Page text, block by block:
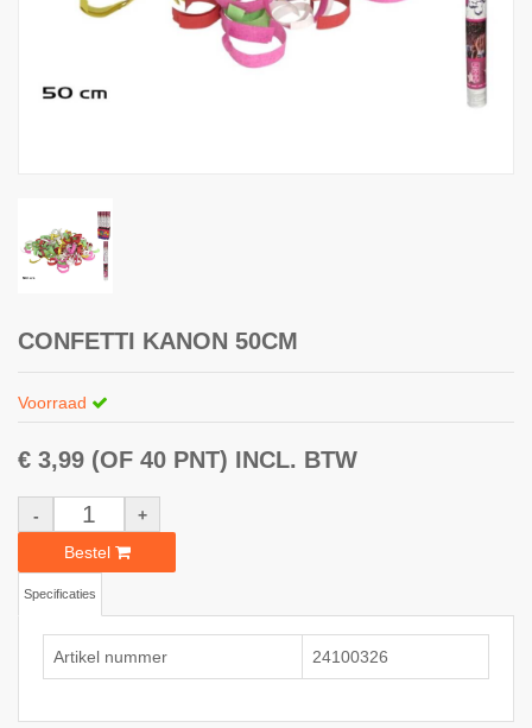
CONFETTI KANON 50CM
Voorraad
€ 3,99 (OF 40 PNT) INCL. BTW
-
+
Bestel
Specificaties
Artikel nummer 24100326